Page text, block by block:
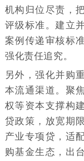
机构归位尽责，
评级标准。建立
案例传递审核标
强化责任追究。
另外，强化并购
本流通渠道。聚
权等资本支撑构
贷政策，放宽期
产业专项贷，适
购基金生态，出